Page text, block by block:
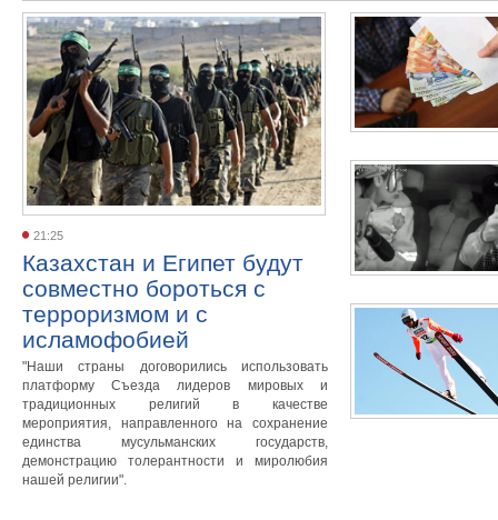
21:25
Казахстан и Египет будут
совместно бороться с
терроризмом и с
исламофобией
"Наши страны договорились использовать
платформу Съезда лидеров мировых и
традиционных религий в качестве
мероприятия, направленного на сохранение
единства мусульманских государств,
демонстрацию толерантности и миролюбия
нашей религии".